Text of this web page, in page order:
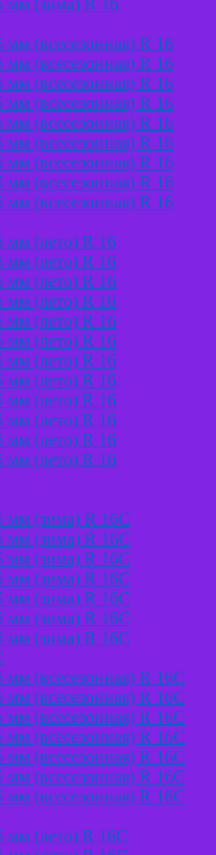
(всесезонная) R 16
(всесезонная) R 16
(всесезонная) R 16
(всесезонная) R 16
(всесезонная) R 16
(всесезонная) R 16
(всесезонная) R 16
(всесезонная) R 16
(всесезонная) R 16
(лето) R 16
(лето) R 16
(лето) R 16
(лето) R 16
(лето) R 16
(лето) R 16
(лето) R 16
(лето) R 16
(лето) R 16
(лето) R 16
(лето) R 16
(лето) R 16
(зима) R 16С
(зима) R 16С
(зима) R 16С
(зима) R 16С
(зима) R 16С
(зима) R 16С
(зима) R 16С
(всесезонная) R 16C
(всесезонная) R 16C
(всесезонная) R 16C
(всесезонная) R 16C
(всесезонная) R 16C
(всесезонная) R 16C
(всесезонная) R 16C
(лето) R 16С